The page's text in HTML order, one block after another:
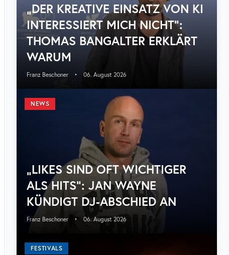
„DER KREATIVE EINSATZ VON KI
INTERESSIERT MICH NICHT“:
THOMAS BANGALTER ERKLÄRT
WARUM
Franz Beschoner • 06. August 2026
NEWS
„LIKES SIND OFT WICHTIGER
ALS HITS“: JAN WAYNE
KÜNDIGT DJ-ABSCHIED AN
Franz Beschoner • 06. August 2026
FESTIVALS